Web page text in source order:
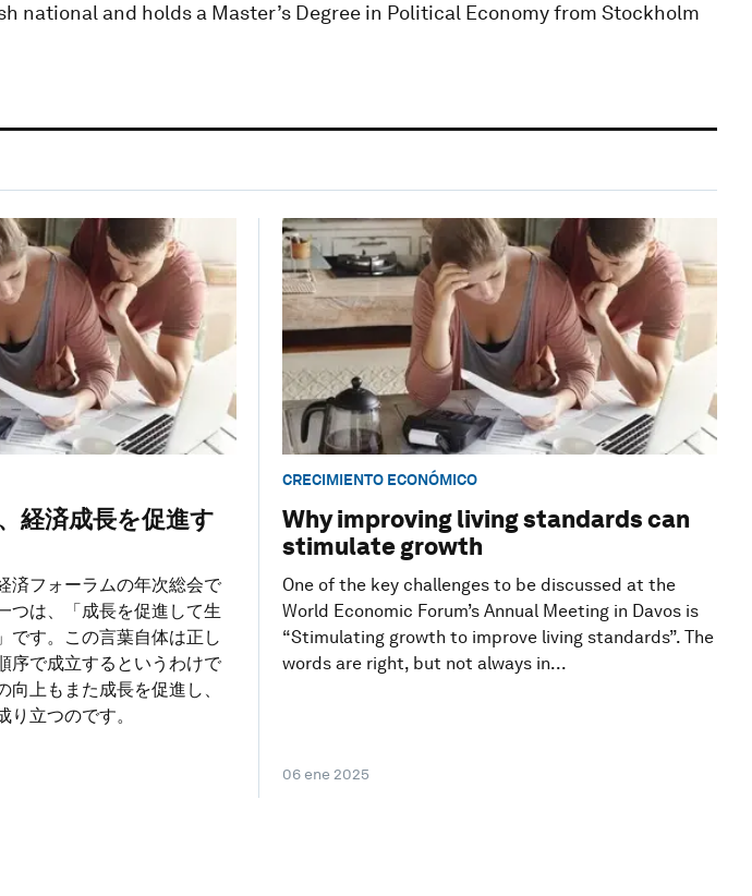
national and holds a Master’s Degree in Political Economy from Stockholm
経済成長を促進す
済フォーラムの年次総会で
つは、「成長を促進して生
です。この言葉自体は正し
序で成立するというわけで
上もまた成長を促進し、
り立つのです。
CRECIMIENTO ECONÓMICO
Why improving living standards can
stimulate growth
One of the key challenges to be discussed at the
World Economic Forum’s Annual Meeting in Davos is
“Stimulating growth to improve living standards”. The
words are right, but not always in...
06 ene 2025